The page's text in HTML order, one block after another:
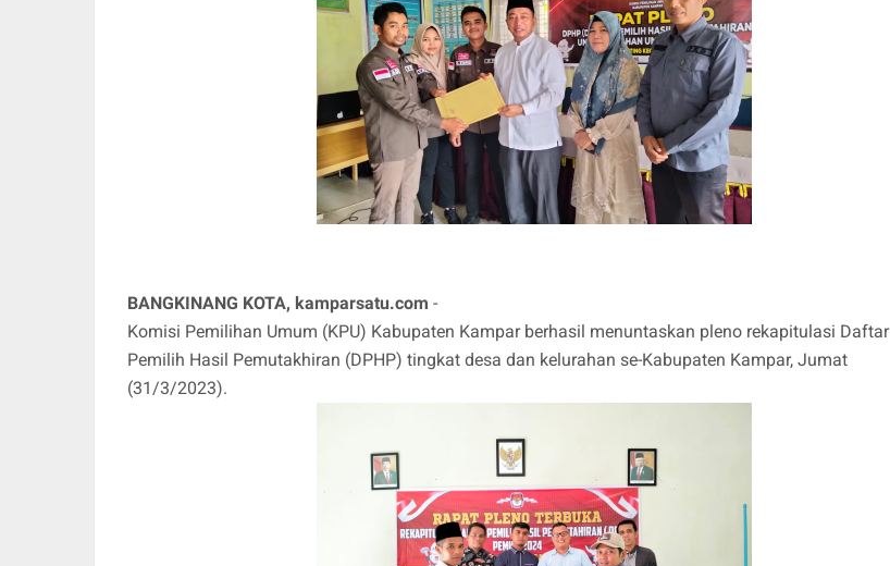
BANGKINANG KOTA, kamparsatu.com -
Komisi Pemilihan Umum (KPU) Kabupaten Kampar berhasil menuntaskan pleno rekapitulasi Daftar
Pemilih Hasil Pemutakhiran (DPHP) tingkat desa dan kelurahan se-Kabupaten Kampar, Jumat
(31/3/2023).